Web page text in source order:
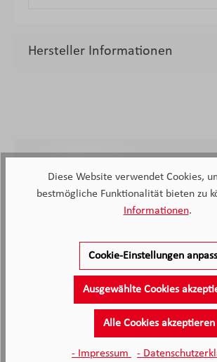
Hersteller Informationen
4.4/5.0
2.138
Kunden
bewertet
4.4
Diese Website verwendet Cookies,
bestmögliche Funktionalität bieten zu
Informationen.
Cookie-Einstellungen
Ausgewählte Cookies
Alle Cookies akzeptieren
- Impressum -